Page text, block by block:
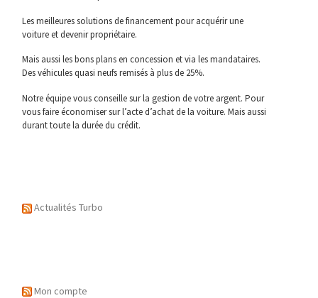
Les meilleures solutions de financement pour acquérir une
voiture et devenir propriétaire.
Mais aussi les bons plans en concession et via les mandataires.
Des véhicules quasi neufs remisés à plus de 25%.
Notre équipe vous conseille sur la gestion de votre argent. Pour
vous faire économiser sur l’acte d’achat de la voiture. Mais aussi
durant toute la durée du crédit.
Actualités Turbo
Mon compte